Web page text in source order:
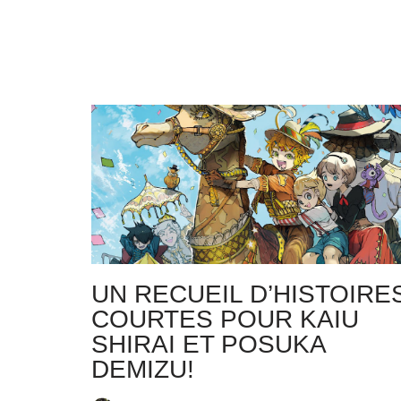
UN RECUEIL
COURTES POUR KAIU
SHIRAI ET POSUKA
DEMIZU!